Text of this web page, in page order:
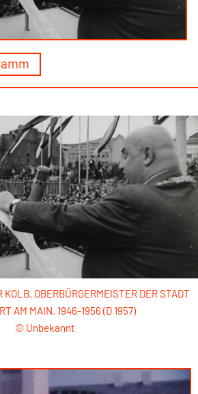
OBERBÜRGERMEISTER DER STADT
AM MAIN. 1946-1956 (D 1957)
© Unbekannt